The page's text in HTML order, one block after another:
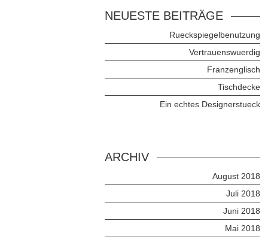
NEUESTE BEITRÄGE
Rueckspiegelbenutzung
Vertrauenswuerdig
Franzenglisch
Tischdecke
Ein echtes Designerstueck
ARCHIV
August 2018
Juli 2018
Juni 2018
Mai 2018